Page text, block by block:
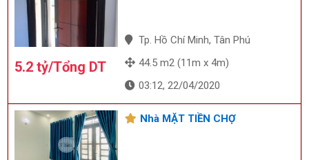
5.2 tỷ/Tổng DT
Tp. Hồ Chí Minh, Tân Phú
44.5 m2 (11m x 4m)
03:12, 22/04/2020
Nhà MẶT TIỀN CHỢ